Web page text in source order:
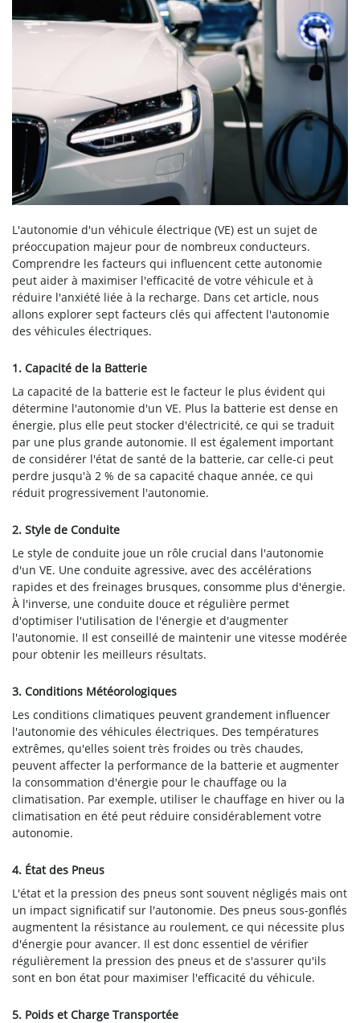
L'autonomie d'un véhicule électrique (VE) est un sujet de
préoccupation majeur pour de nombreux conducteurs.
Comprendre les facteurs qui influencent cette autonomie
peut aider à maximiser l'efficacité de votre véhicule et à
réduire l'anxiété liée à la recharge. Dans cet article, nous
allons explorer sept facteurs clés qui affectent l'autonomie
des véhicules électriques.
1. Capacité de la Batterie
La capacité de la batterie est le facteur le plus évident qui
détermine l'autonomie d'un VE. Plus la batterie est dense en
énergie, plus elle peut stocker d'électricité, ce qui se traduit
par une plus grande autonomie. Il est également important
de considérer l'état de santé de la batterie, car celle-ci peut
perdre jusqu'à 2 % de sa capacité chaque année, ce qui
réduit progressivement l'autonomie.
2. Style de Conduite
Le style de conduite joue un rôle crucial dans l'autonomie
d'un VE. Une conduite agressive, avec des accélérations
rapides et des freinages brusques, consomme plus d'énergie.
À l'inverse, une conduite douce et régulière permet
d'optimiser l'utilisation de l'énergie et d'augmenter
l'autonomie. Il est conseillé de maintenir une vitesse modérée
pour obtenir les meilleurs résultats.
3. Conditions Météorologiques
Les conditions climatiques peuvent grandement influencer
l'autonomie des véhicules électriques. Des températures
extrêmes, qu'elles soient très froides ou très chaudes,
peuvent affecter la performance de la batterie et augmenter
la consommation d'énergie pour le chauffage ou la
climatisation. Par exemple, utiliser le chauffage en hiver ou la
climatisation en été peut réduire considérablement votre
autonomie.
4. État des Pneus
L'état et la pression des pneus sont souvent négligés mais ont
un impact significatif sur l'autonomie. Des pneus sous-gonflés
augmentent la résistance au roulement, ce qui nécessite plus
d'énergie pour avancer. Il est donc essentiel de vérifier
régulièrement la pression des pneus et de s'assurer qu'ils
sont en bon état pour maximiser l'efficacité du véhicule.
5. Poids et Charge Transportée